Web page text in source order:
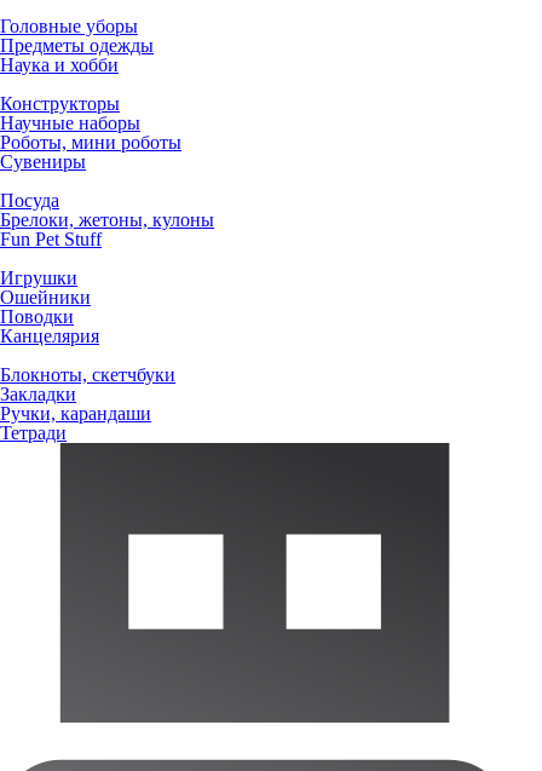
Головные уборы
Предметы одежды
Наука и хобби
Конструкторы
Научные наборы
Роботы, мини роботы
Сувениры
Посуда
Брелоки, жетоны, кулоны
Fun Pet Stuff
Игрушки
Ошейники
Поводки
Канцелярия
Блокноты, скетчбуки
Закладки
Ручки, карандаши
Тетради